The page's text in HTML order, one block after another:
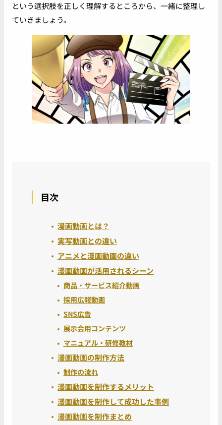
という選択肢を正しく理解するところから、一緒に整理し
ていきましょう。
目次
漫画動画とは？
実写動画との違い
アニメと漫画動画の違い
漫画動画が活用されるシーン
商品・サービス紹介動画
採用広報動画
SNS広告
展示会用コンテンツ
マニュアル・研修教材
漫画動画の制作方法
制作の流れ
漫画動画を制作するメリット
漫画動画を制作して成功した事例
漫画動画を制作まとめ